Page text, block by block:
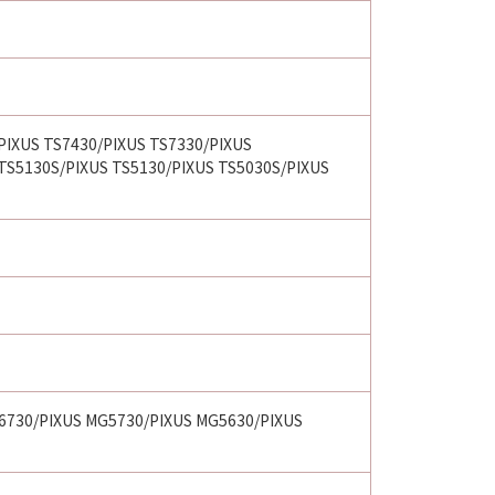
TS7430/PIXUS TS7330/PIXUS
PIXUS TS5130/PIXUS TS5030S/PIXUS
PIXUS MG5730/PIXUS MG5630/PIXUS